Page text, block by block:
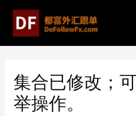
集合已修改；
举操作。